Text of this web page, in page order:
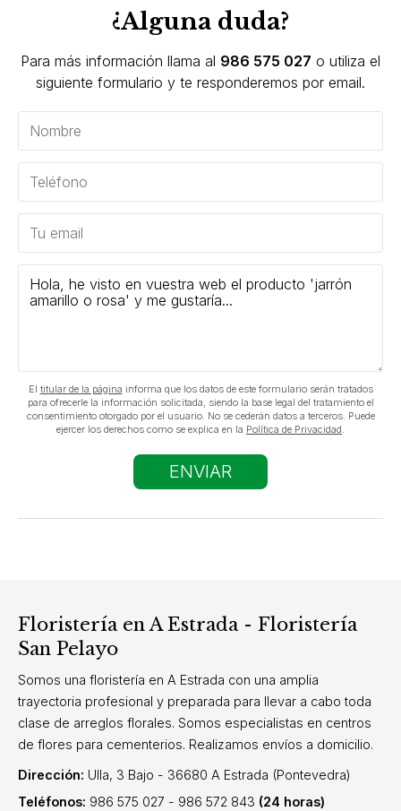
¿Alguna duda?
Para más información llama al 986 575 027 o utiliza el
siguiente formulario y te responderemos por email.
El titular de la página informa que los datos de este formulario serán tratados
para ofrecerle la información solicitada, siendo la base legal del tratamiento el
consentimiento otorgado por el usuario. No se cederán datos a terceros. Puede
ejercer los derechos como se explica en la Política de Privacidad.
Floristería en A Estrada - Floristería
San Pelayo
Somos una floristería en A Estrada con una amplia
trayectoria profesional y preparada para llevar a cabo toda
clase de arreglos florales. Somos especialistas en centros
de flores para cementerios. Realizamos envíos a domicilio.
Dirección: Ulla, 3 Bajo - 36680 A Estrada (Pontevedra)
Teléfonos: 986 575 027 - 986 572 843 (24 horas)